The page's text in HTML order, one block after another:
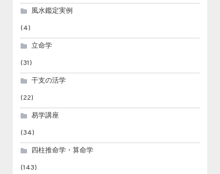
風水鑑定実例
(4)
立命学
(31)
干支の活学
(22)
易学講座
(34)
四柱推命学・算命学
(143)